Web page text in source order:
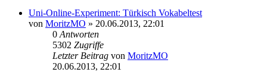
Uni-Online-Experiment: Türkisch Vokabeltest
von MoritzMO » 20.06.2013, 22:01
0 Antworten
5302 Zugriffe
Letzter Beitrag von MoritzMO
20.06.2013, 22:01